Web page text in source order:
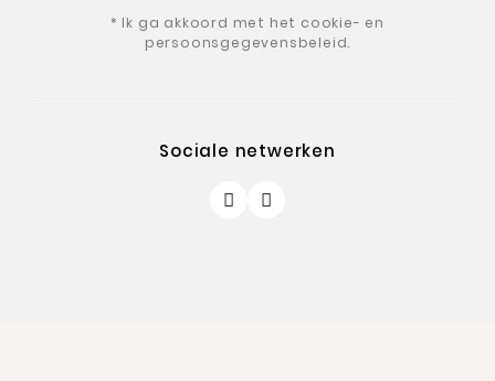
* Ik ga akkoord met het cookie- en
persoonsgegevensbeleid.
Sociale netwerken